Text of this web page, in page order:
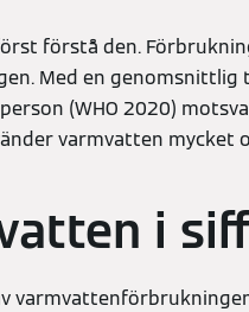
förstå den.
Med en genomsnittlig
(WHO 2020)
varmvatten mycket
i